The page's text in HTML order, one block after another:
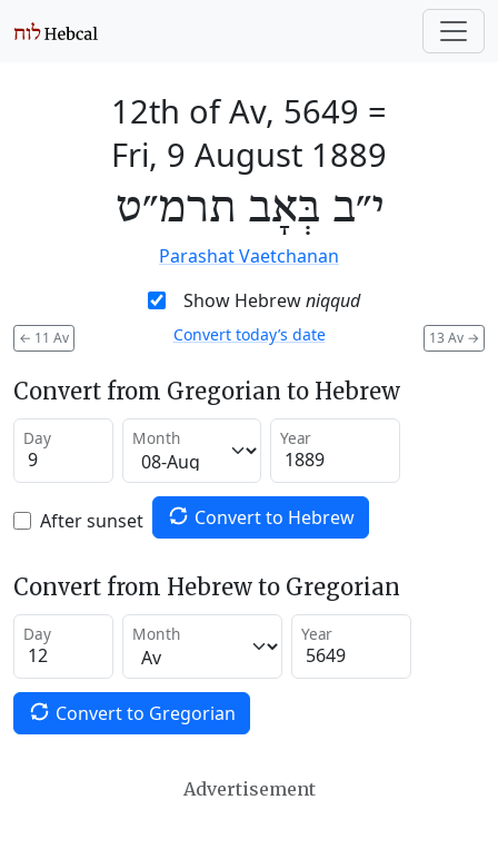
12th of Av, 5649 =
Fri, 9 August 1889
י״ב בְּאָב תרמ״ט
Parashat Vaetchanan
Show Hebrewniqqud
← 11 Av 13 Av →
Convert today’s date
Convert from Gregorian to Hebrew
Day Month Year
After sunset Convert to Hebrew
Convert from Hebrew to Gregorian
Day Month Year
Convert to Gregorian
Advertisement